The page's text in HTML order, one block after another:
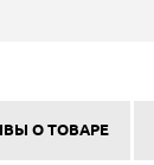
О ТОВАРЕ